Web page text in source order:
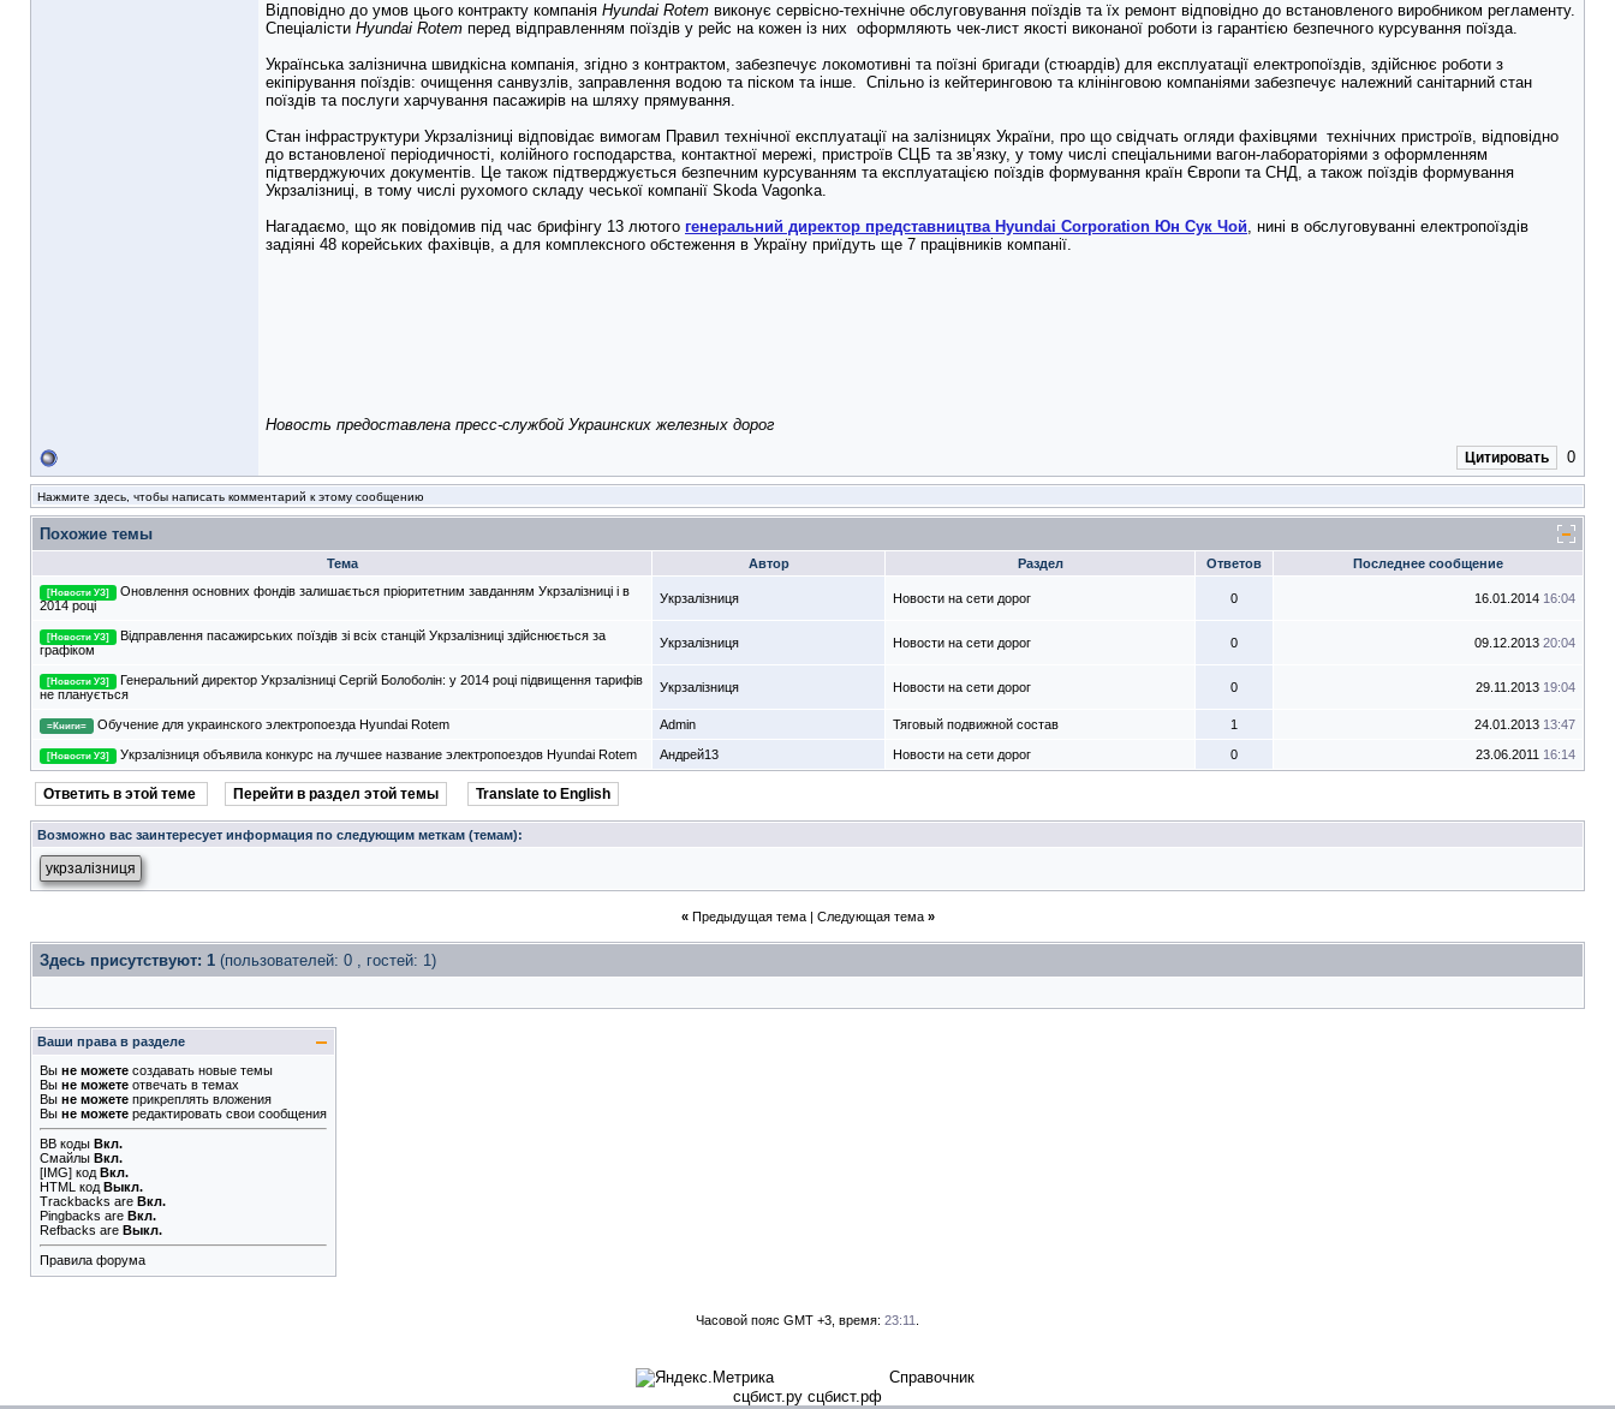
Відповідно до умов цього контракту компанія Hyundai Rotem виконує сервісно-технічне обслуговування поїздів та їх ремонт відповідно до встановленого виробником регламенту.
Спеціалісти Hyundai Rotem перед відправленням поїздів у рейс на кожен із них оформляють чек-лист якості виконаної роботи із гарантією безпечного курсування поїзда.
Українська залізнична швидкісна компанія, згідно з контрактом, забезпечує локомотивні та поїзні бригади (стюардів) для експлуатації електропоїздів, здійснює роботи з
екіпірування поїздів: очищення санвузлів, заправлення водою та піском та інше. Спільно із кейтеринговою та клінінговою компаніями забезпечує належний санітарний стан
поїздів та послуги харчування пасажирів на шляху прямування.
Стан інфраструктури Укрзалізниці відповідає вимогам Правил технічної експлуатації на залізницях України, про що свідчать огляди фахівцями технічних пристроїв, відповідно
до встановленої періодичності, колійного господарства, контактної мережі, пристроїв СЦБ та зв’язку, у тому числі спеціальними вагон-лабораторіями з оформленням
підтверджуючих документів. Це також підтверджується безпечним курсуванням та експлуатацією поїздів формування країн Європи та СНД, а також поїздів формування
Укрзалізниці, в тому числі рухомого складу чеської компанії Skoda Vagonka.
Нагадаємо, що як повідомив під час брифінгу 13 лютого генеральний директор представництва Hyundai Corporation Юн Сук Чой, нині в обслуговуванні електропоїздів
задіяні 48 корейських фахівців, а для комплексного обстеження в Україну приїдуть ще 7 працівників компанії.
Новость предоставлена пресс-службой Украинских железных дорог
Цитировать 0
Нажмите здесь, чтобы написать комментарий к этому сообщению
Похожие темы
Тема Автор Раздел Ответов Последнее сообщение
[Новости УЗ]
Оновлення основних фондів залишається пріоритетним завданням Укрзалізниці і в
2014 році
Укрзалізниця Новости на сети дорог 0 16.01.2014 16:04
[Новости УЗ]
Відправлення пасажирських поїздів зі всіх станцій Укрзалізниці здійснюється за
графіком
Укрзалізниця Новости на сети дорог 0 09.12.2013 20:04
[Новости УЗ]
Генеральний директор Укрзалізниці Сергій Болоболін: у 2014 році підвищення тарифів
не планується
Укрзалізниця Новости на сети дорог 0 29.11.2013 19:04
=Книги= Обучение для украинского электропоезда Hyundai Rotem Admin Тяговый подвижной состав 1 24.01.2013 13:47
[Новости УЗ] Укрзалізниця объявила конкурс на лучшее название электропоездов Hyundai Rotem Андрей13 Новости на сети дорог 0 23.06.2011 16:14
Ответить в этой теме Перейти в раздел этой темы Translate to English
Возможно вас заинтересует информация по следующим меткам (темам):
укрзалізниця
« Предыдущая тема| Следующая тема »
Здесь присутствуют: 1 (пользователей: 0 , гостей: 1)
Ваши права в разделе
Вы не можете создавать новые темы
Вы не можете отвечать в темах
Вы не можете прикреплять вложения
Вы не можете редактировать свои сообщения
BB коды Вкл.
Смайлы Вкл.
[IMG] код Вкл.
HTML код Выкл.
Trackbacks are Вкл.
Pingbacks are Вкл.
Refbacks are Выкл.
Правила форума
Часовой пояс GMT +3, время: 23:11
Справочник
сцбист.ру сцбист.рф